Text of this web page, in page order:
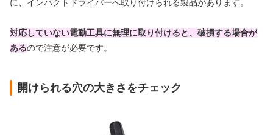
に、インパクトドライバーへ取り付けられる製品があります。
対応していない電動工具に無理に取り付けると、破損する場合が
あるので注意が必要です。
開けられる穴の大きさをチェック